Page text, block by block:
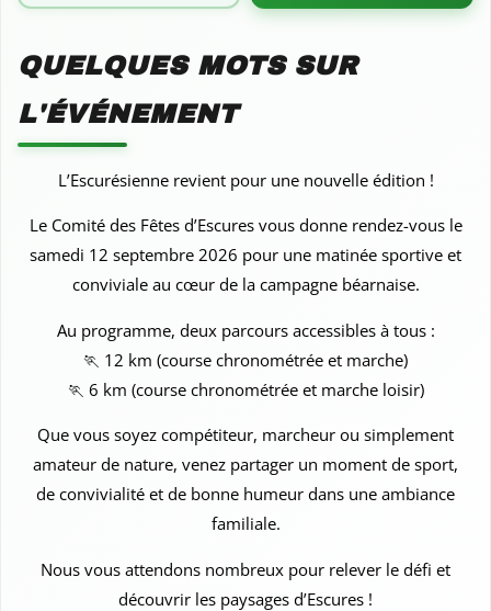
QUELQUES MOTS SUR
L'ÉVÉNEMENT
L’Escurésienne revient pour une nouvelle édition !
Le Comité des Fêtes d’Escures vous donne rendez-vous le
samedi 12 septembre 2026 pour une matinée sportive et
conviviale au cœur de la campagne béarnaise.
Au programme, deux parcours accessibles à tous :
🏃 12 km (course chronométrée et marche)
🏃 6 km (course chronométrée et marche loisir)
Que vous soyez compétiteur, marcheur ou simplement
amateur de nature, venez partager un moment de sport,
de convivialité et de bonne humeur dans une ambiance
familiale.
Nous vous attendons nombreux pour relever le défi et
découvrir les paysages d’Escures !